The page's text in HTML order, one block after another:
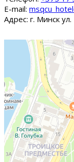
E-mail:
Адрес: г. Минск